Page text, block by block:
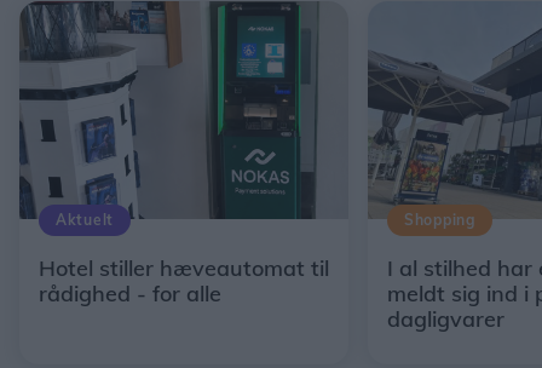
Aktuelt
Hotel stiller hæveautomat til
rådighed - for alle
Shopping
I al stilhed har
meldt sig ind i
dagligvarer